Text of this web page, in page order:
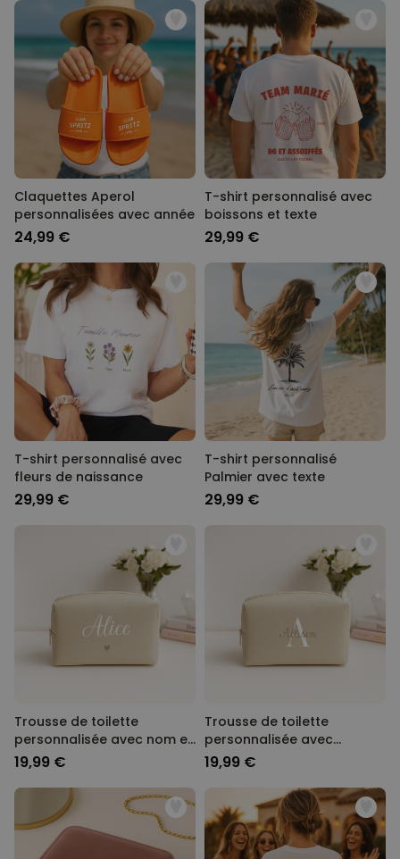
Claquettes Aperol
personnalisées avec année
24,99 €
T-shirt personnalisé avec
boissons et texte
29,99 €
T-shirt personnalisé avec
fleurs de naissance
29,99 €
T-shirt personnalisé
Palmier avec texte
29,99 €
Trousse de toilette
personnalisée avec nom et
picto
19,99 €
Trousse de toilette
personnalisée avec
monogramme
19,99 €